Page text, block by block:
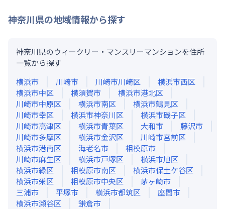
神奈川県の地域情報から探す
神奈川県のウィークリー・マンスリーマンションを住所
一覧から探す
横浜市
川崎市 川崎市川崎区
横浜市西区
横浜市中区
横須賀市
横浜市港北区
川崎市中原区
横浜市南区
横浜市鶴見区
川崎市幸区
横浜市神奈川区
横浜市磯子区
川崎市高津区
横浜市青葉区 大和市
藤沢市
川崎市多摩区
横浜市金沢区
川崎市宮前区
横浜市港南区
海老名市
相模原市
川崎市麻生区
横浜市戸塚区
横浜市旭区
横浜市緑区
相模原市南区
横浜市保土ケ谷区
横浜市栄区
相模原市中央区
茅ヶ崎市
三浦市
平塚市 横浜市都筑区
座間市
横浜市瀬谷区
鎌倉市